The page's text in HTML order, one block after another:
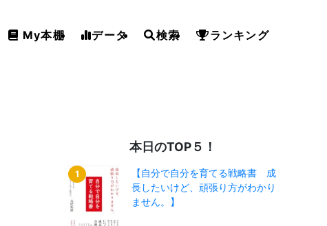
My本棚 データ 検索 ランキング
本日のTOP５！
【自分で自分を育てる戦略書 成
長したいけど、頑張り方がわかり
ません。】